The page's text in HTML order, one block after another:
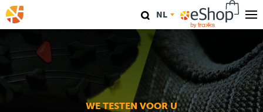
Overslaan
en
gaan
Onze Winkels
TraKKs Lab
NL
WE TESTEN VOOR U